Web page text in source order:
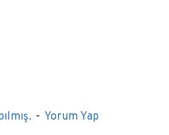
- Yorum Yap